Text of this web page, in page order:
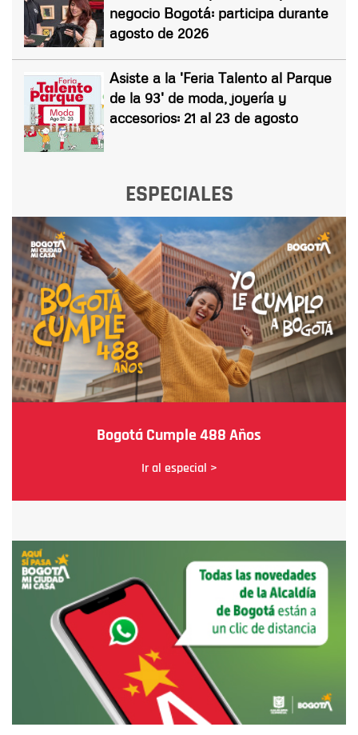
negocio Bogotá: participa durante
agosto de 2026
Asiste a la 'Feria Talento al Parque
de la 93' de moda, joyería y
accesorios: 21 al 23 de agosto
ESPECIALES
Bogotá Cumple 488 Años
Ir al especial >